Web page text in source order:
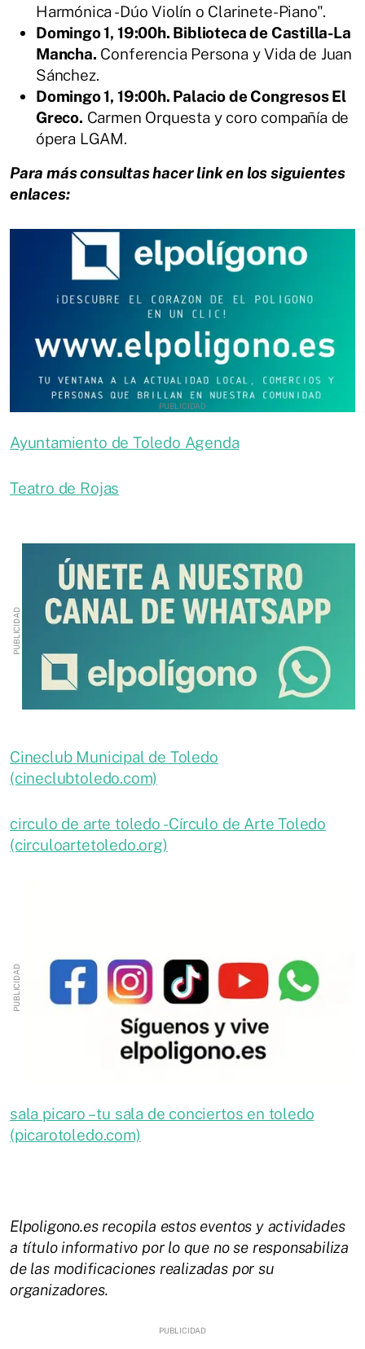
Harmónica -Dúo Violín o Clarinete-Piano".
Domingo 1, 19:00h. Biblioteca de Castilla-La
Mancha. Conferencia Persona y Vida de Juan
Sánchez.
Domingo 1, 19:00h. Palacio de Congresos El
Greco. Carmen Orquesta y coro compañía de
ópera LGAM.
Para más consultas hacer link en los siguientes
enlaces:
Ayuntamiento de Toledo Agenda
Teatro de Rojas
Cineclub Municipal de Toledo
(cineclubtoledo.com)
circulo de arte toledo - Círculo de Arte Toledo
(circuloartetoledo.org)
sala picaro – tu sala de conciertos en toledo
(picarotoledo.com)
Elpoligono.es recopila estos eventos y actividades
a título informativo por lo que no se responsabiliza
de las modificaciones realizadas por su
organizadores.